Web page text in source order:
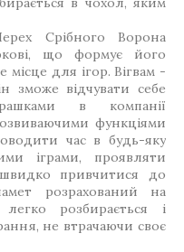
Срібного Ворона
що формує його
місце для ігор. Вігвам -
зможе відчувати себе
в компанії
функціями
час в будь-яку
іграми, проявляти
привчитися до
розрахований на
легко розбирається і
не втрачаючи своє